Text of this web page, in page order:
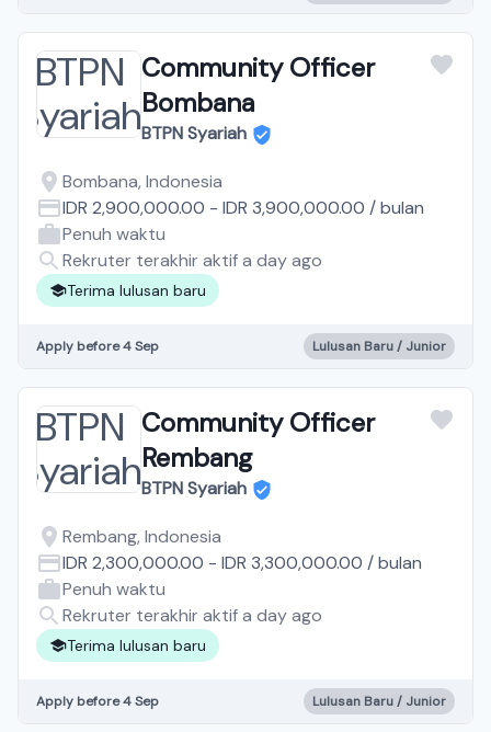
Community Officer
Bombana
BTPN Syariah
Bombana, Indonesia
IDR 2,900,000.00 - IDR 3,900,000.00 /bulan
Penuh waktu
Rekruter terakhir aktif a day ago
Terima lulusan baru
Apply before 4 Sep Lulusan Baru / Junior
Community Officer
Rembang
BTPN Syariah
Rembang, Indonesia
IDR 2,300,000.00 - IDR 3,300,000.00 /bulan
Penuh waktu
Rekruter terakhir aktif a day ago
Terima lulusan baru
Apply before 4 Sep Lulusan Baru / Junior